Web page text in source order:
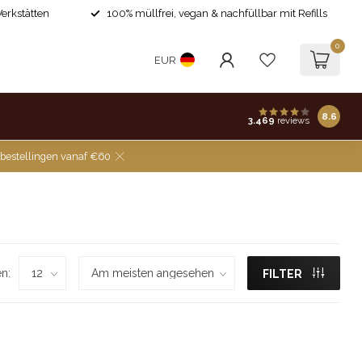
100% müllfrei, vegan & nachfüllbar mit Refills
EUR
0
3.469 reviews 8.6
bestellingen vanaf €60
FILTER